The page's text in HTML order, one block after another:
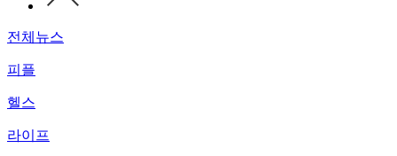
전체뉴스
피플
헬스
라이프